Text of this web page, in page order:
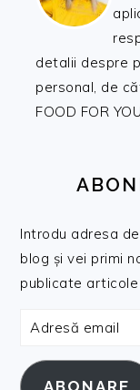
detalii despre
personal, de
FOOD FOR
Introdu adresa
blog și vei primi
publicate articole
Adresă